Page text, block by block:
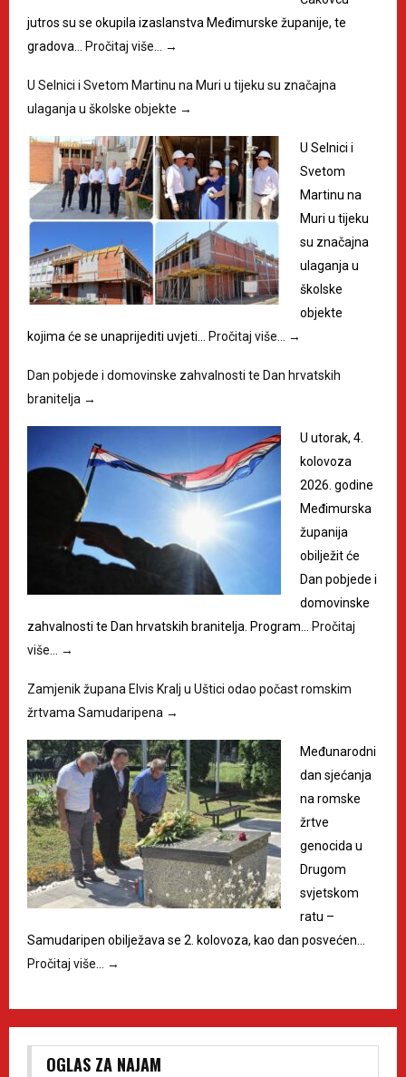
jutros su se okupila izaslanstva Međimurske županije, te
gradova…
Pročitaj više… →
U Selnici i Svetom Martinu na Muri u tijeku su značajna
ulaganja u školske objekte →
U Selnici i
Svetom
Martinu na
Muri u tijeku
su značajna
ulaganja u
školske
objekte
kojima će se unaprijediti uvjeti…
Pročitaj više… →
Dan pobjede i domovinske zahvalnosti te Dan hrvatskih
branitelja →
U utorak, 4.
kolovoza
2026. godine
Međimurska
županija
obilježit će
Dan pobjede i
domovinske
zahvalnosti te Dan hrvatskih branitelja. Program…
Pročitaj
više…
→
Zamjenik župana Elvis Kralj u Uštici odao počast romskim
žrtvama Samudaripena →
Međunarodni
dan sjećanja
na romske
žrtve
genocida u
Drugom
svjetskom
ratu –
Samudaripen obilježava se 2. kolovoza, kao dan posvećen…
Pročitaj više…
→
OGLAS ZA NAJAM